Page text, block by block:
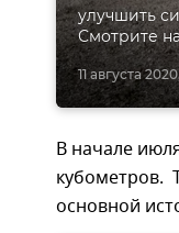
11 августа
улучшить
Смотрите
В начале
кубометров.
основной